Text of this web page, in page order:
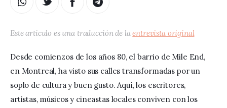
Este artículo es una traducción de la entrevista original
Desde comienzos de los años 80, el barrio de Mile End,
en Montreal, ha visto sus calles transformadas por un
soplo de cultura y buen gusto. Aquí, los escritores,
artistas, músicos y cineastas locales conviven con los